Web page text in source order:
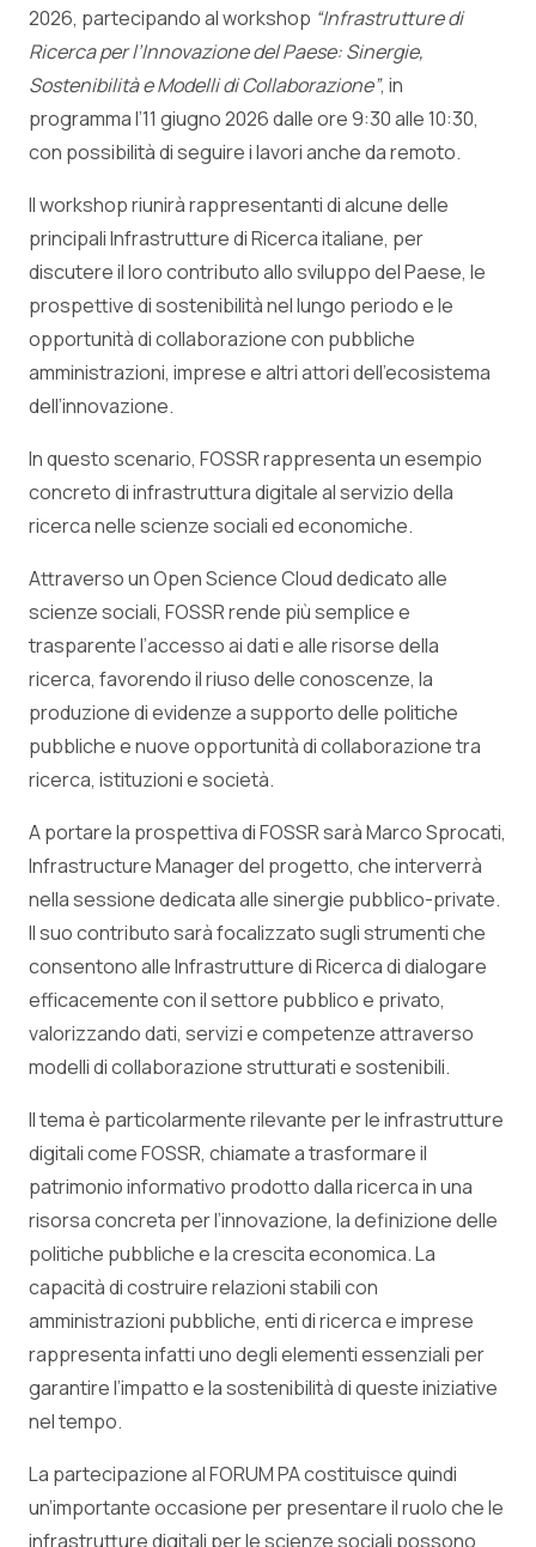
2026, partecipando al workshop “Infrastrutture di
Ricerca per l’Innovazione del Paese: Sinergie,
Sostenibilità e Modelli di Collaborazione”, in
programma l’11 giugno 2026 dalle ore 9:30 alle 10:30,
con possibilità di seguire i lavori anche da remoto.
Il workshop riunirà rappresentanti di alcune delle
principali Infrastrutture di Ricerca italiane, per
discutere il loro contributo allo sviluppo del Paese, le
prospettive di sostenibilità nel lungo periodo e le
opportunità di collaborazione con pubbliche
amministrazioni, imprese e altri attori dell’ecosistema
dell’innovazione.
In questo scenario, FOSSR rappresenta un esempio
concreto di infrastruttura digitale al servizio della
ricerca nelle scienze sociali ed economiche.
Attraverso un Open Science Cloud dedicato alle
scienze sociali, FOSSR rende più semplice e
trasparente l’accesso ai dati e alle risorse della
ricerca, favorendo il riuso delle conoscenze, la
produzione di evidenze a supporto delle politiche
pubbliche e nuove opportunità di collaborazione tra
ricerca, istituzioni e società.
A portare la prospettiva di FOSSR sarà Marco Sprocati,
Infrastructure Manager del progetto, che interverrà
nella sessione dedicata alle sinergie pubblico-private.
Il suo contributo sarà focalizzato sugli strumenti che
consentono alle Infrastrutture di Ricerca di dialogare
efficacemente con il settore pubblico e privato,
valorizzando dati, servizi e competenze attraverso
modelli di collaborazione strutturati e sostenibili.
Il tema è particolarmente rilevante per le infrastrutture
digitali come FOSSR, chiamate a trasformare il
patrimonio informativo prodotto dalla ricerca in una
risorsa concreta per l’innovazione, la definizione delle
politiche pubbliche e la crescita economica. La
capacità di costruire relazioni stabili con
amministrazioni pubbliche, enti di ricerca e imprese
rappresenta infatti uno degli elementi essenziali per
garantire l’impatto e la sostenibilità di queste iniziative
nel tempo.
La partecipazione al FORUM PA costituisce quindi
un’importante occasione per presentare il ruolo che le
infrastrutture digitali per le scienze sociali possono